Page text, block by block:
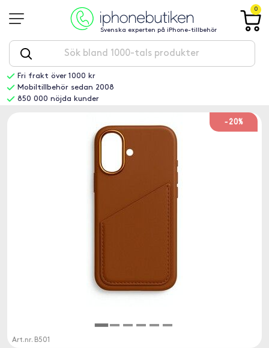
Svenska experten på iPhone-tillbehör
0
Fri frakt över 1000 kr
Mobiltillbehör sedan 2008
850 000 nöjda kunder
-20%
Art.nr. B501